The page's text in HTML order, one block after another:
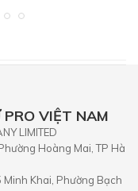
VIỆT NAM
LIMITED
Hoàng Mai, TP Hà
Khai, Phường Bạch